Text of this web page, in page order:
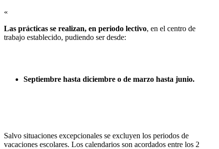
«
Las prácticas se realizan, en periodo lectivo, en el centro de
trabajo establecido, pudiendo ser desde:
Septiembre hasta diciembre o de marzo hasta junio.
Salvo situaciones excepcionales se excluyen los periodos de
vacaciones escolares. Los calendarios son acordados entre los 2